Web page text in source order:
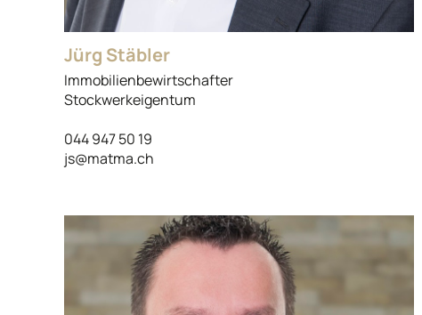
Jürg Stäbler
Immobilienbewirtschafter
Stockwerkeigentum
044 947 50 19
js@matma.ch